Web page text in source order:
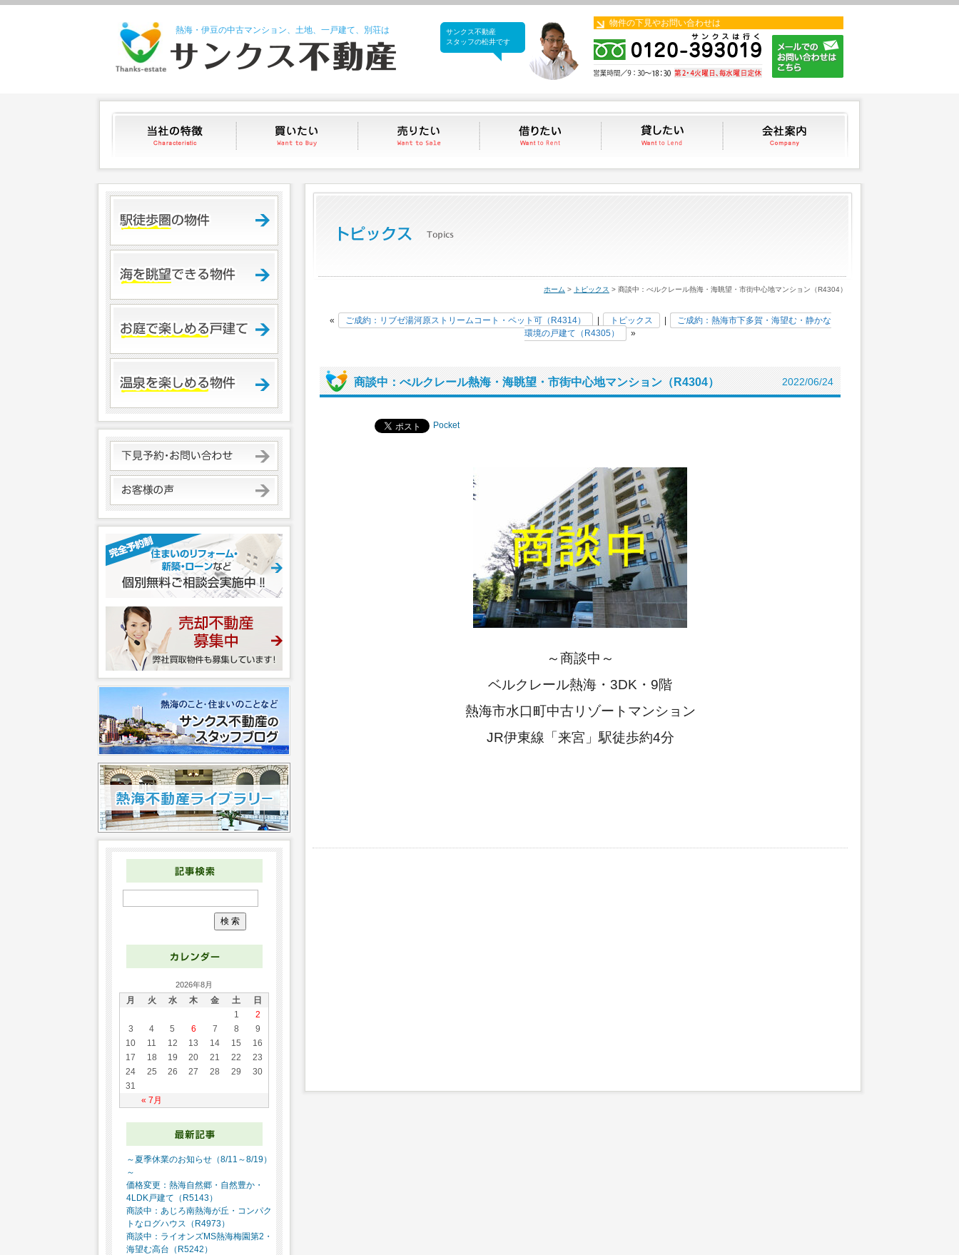
熱海・伊豆の中古マンション、土地、一戸建て、別荘は
サンクス不動産
サンクス不動産
スタッフの松井です
物件の下見やお問い合わせは
当社の特徴 買いたい 売りたい 借りたい 貸したい
ホーム > トピックス > 商談中：べルクレール熱海・海眺望・市街中心地マンション（R4304）
« ご成約：リブゼ湯河原ストリームコート・ペット可（R4314） トピックス
ご成約：熱海市下多賀・海望む・静かな
環境の戸建て（R4305）
»
商談中：べルクレール熱海・海眺望・市街中心地マンション（R4304） 2022/06/24
Pocket
～商談中～
ベルクレール熱海・3DK・9階
熱海市水口町中古リゾートマンション
JR伊東線「来宮」駅徒歩約4分
2026年8月
月 火 水 木 金 土 日
« 7月
1
2
3
4 5 6 7 8
9
10
11 12 13 14 15
16
17
18 19 20 21 22
23
24
25 26 27 28 29
30
31
～夏季休業のお知らせ（8/11～8/19）
～
価格変更：熱海自然郷・自然豊か・
4LDK戸建て（R5143）
商談中：あじろ南熱海が丘・コンパク
トなログハウス（R4973）
商談中：ライオンズMS熱海梅園第2・
海望む高台（R5242）